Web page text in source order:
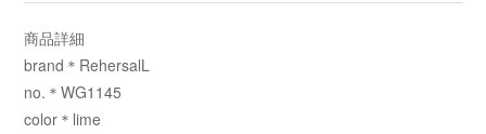
商品詳細
brand＊RehersalL
no.＊WG1145
color＊lime